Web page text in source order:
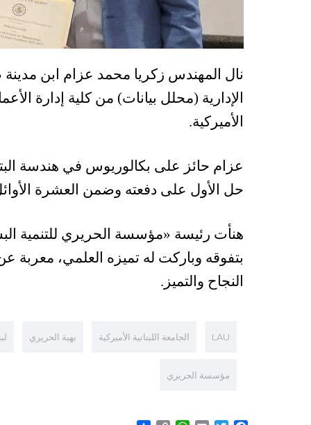
نال المهندس زكريا محمد عزام ابن
الإدارية (محلل بيانات) من كلية إدارة
الأميركية.
عزام حائز على بكالوريوس في هندسة
حل الأول على دفعته وضمن العشرة
هنأت رئيسة «مؤسسة الحريري للتنمية
بتفوقه وباركت له تميزه العلمي، معربة
النجاح والتميز.
LAU الجامعة اللبنانية الأميركية بهية الحريري
مؤسسة الحريري